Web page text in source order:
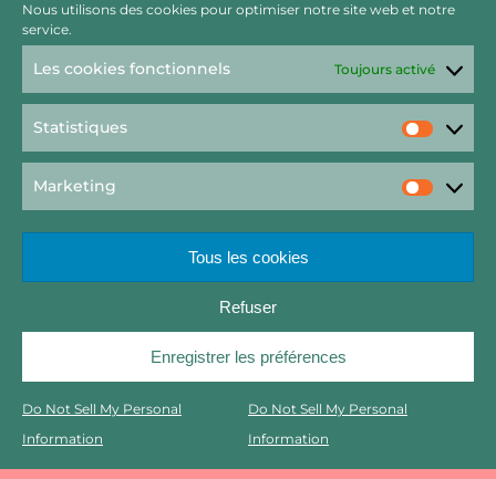
Nous utilisons des cookies pour optimiser notre site web et notre
service.
Les cookies fonctionnels Toujours activé
Statistiques
Marketing
Tous les cookies
Refuser
Enregistrer les préférences
Do Not Sell My Personal
Information
Do Not Sell My Personal
Information
Copyright 2022 – Raft by Otter // Graphisme Viktor Salamandre